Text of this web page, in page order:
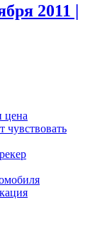
2011 |
цена
чувствовать